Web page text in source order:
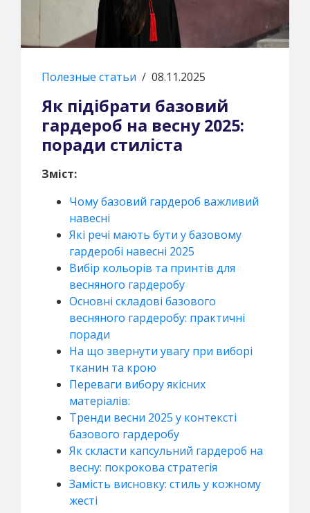
Полезные статьи / 08.11.2025
Як підібрати базовий
гардероб на весну 2025:
поради стиліста
Зміст:
Чому базовий гардероб важливий
навесні
Які речі мають бути у базовому
гардеробі навесні 2025
Вибір кольорів та принтів для
весняного гардеробу
Основні складові базового
весняного гардеробу: практичні
поради
На що звернути увагу при виборі
тканин та крою
Переваги вибору якісних
матеріалів:
Тренди весни 2025 у контексті
базового гардеробу
Як скласти капсульний гардероб на
весну: покрокова стратегія
Замість висновку: стиль у кожному
жесті